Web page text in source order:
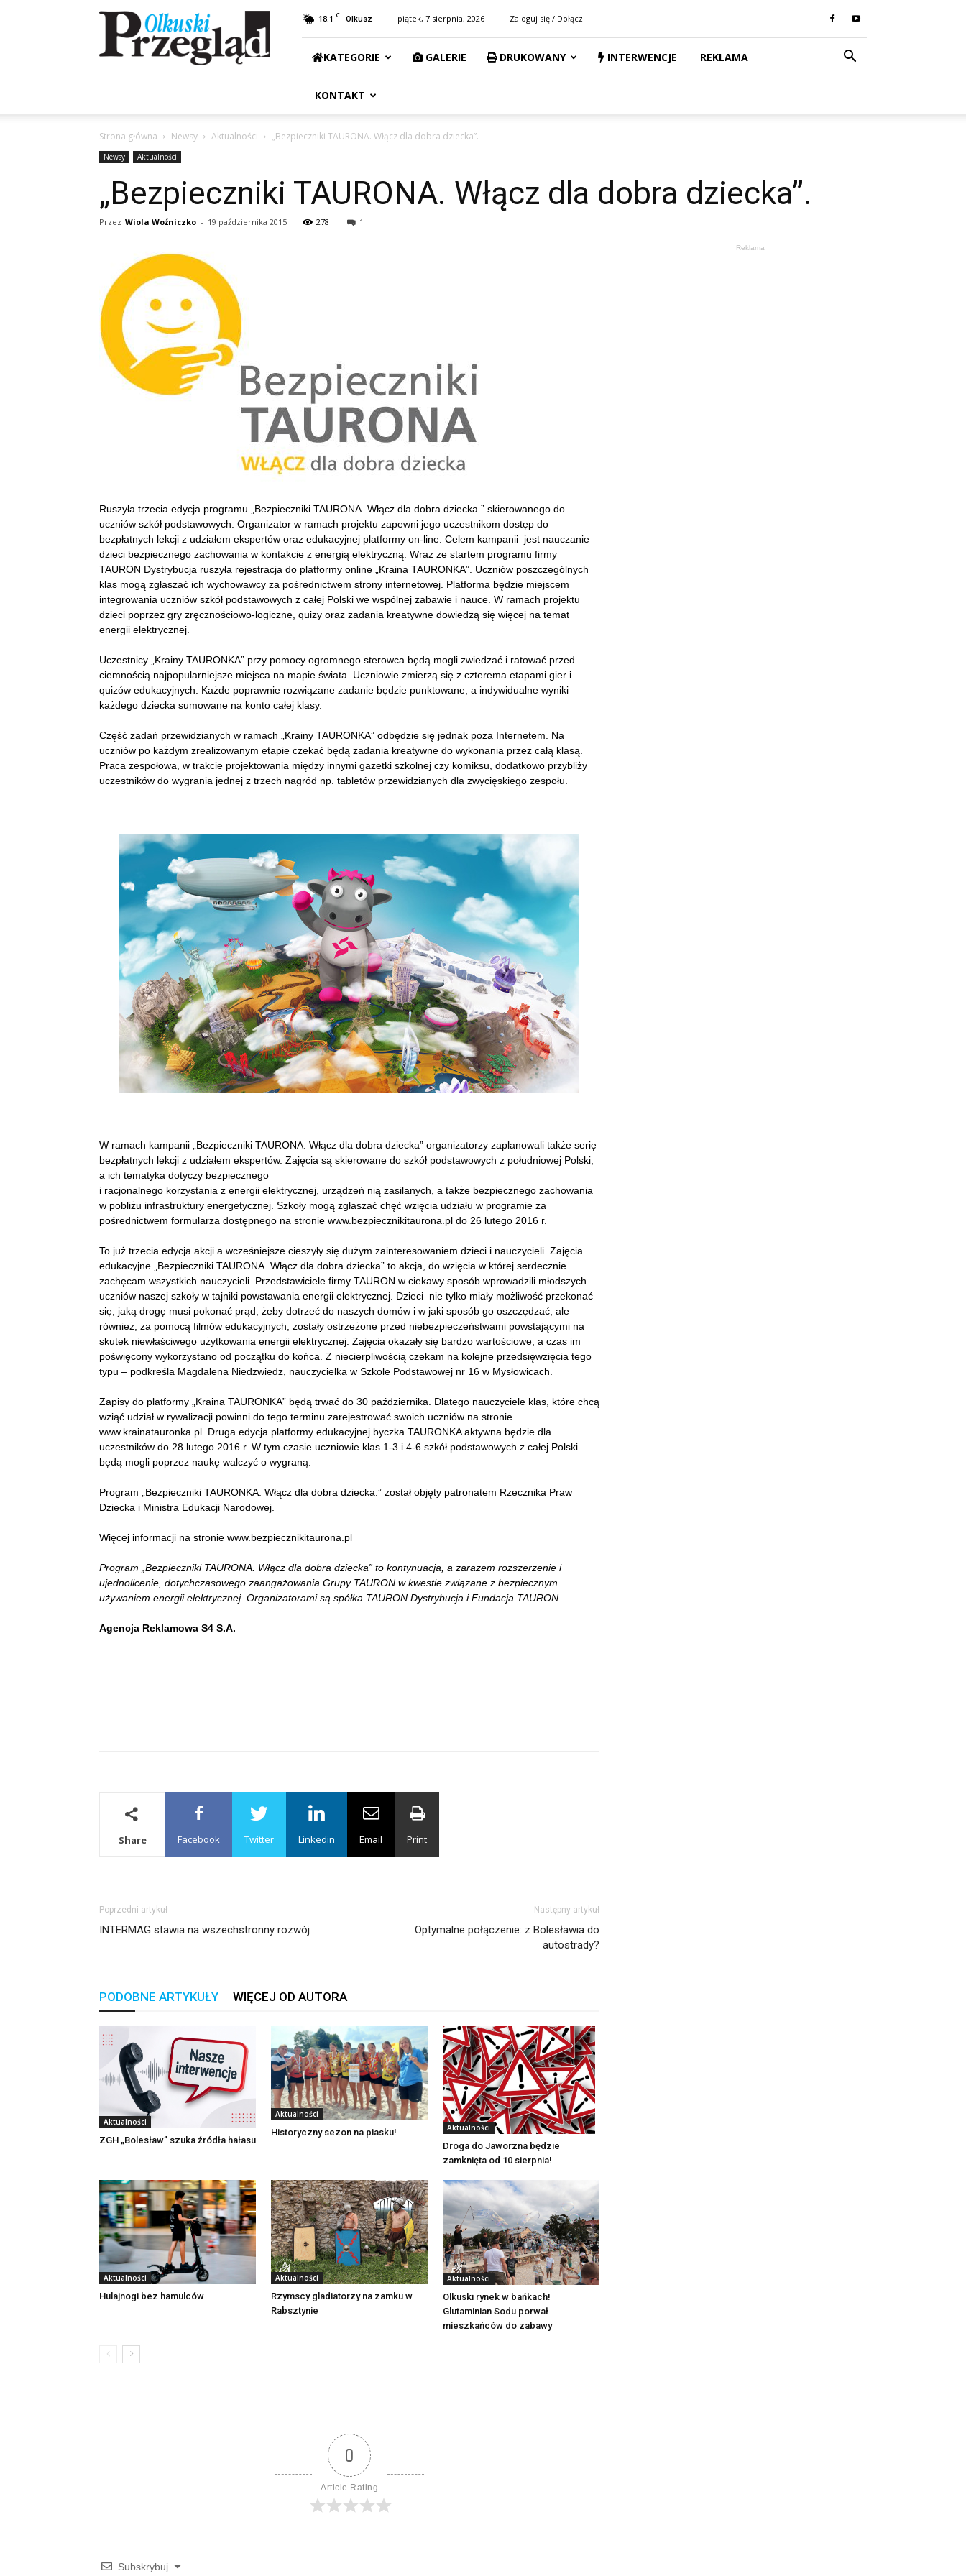
Przegląd
Olkuski
18.1 C Olkusz piątek, 7 sierpnia, 2026 Zaloguj się / Dołącz
KATEGORIE GALERIE DRUKOWANY INTERWENCJE REKLAMA
KONTAKT
Strona główna Newsy Aktualności „Bezpieczniki TAURONA. Włącz dla dobra dziecka”.
Newsy Aktualności
„Bezpieczniki TAURONA. Włącz dla dobra dziecka”.
Przez Wiola Woźniczko - 19 października 2015 278 1
Ruszyła trzecia edycja programu „Bezpieczniki TAURONA. Włącz dla dobra dziecka.” skierowanego do
uczniów szkół podstawowych. Organizator w ramach projektu zapewni jego uczestnikom dostęp do
bezpłatnych lekcji z udziałem ekspertów oraz edukacyjnej platformy on-line. Celem kampanii jest nauczanie
dzieci bezpiecznego zachowania w kontakcie z energią elektryczną. Wraz ze startem programu firmy
TAURON Dystrybucja ruszyła rejestracja do platformy online „Kraina TAURONKA”. Uczniów poszczególnych
klas mogą zgłaszać ich wychowawcy za pośrednictwem strony internetowej. Platforma będzie miejscem
integrowania uczniów szkół podstawowych z całej Polski we wspólnej zabawie i nauce. W ramach projektu
dzieci poprzez gry zręcznościowo-logiczne, quizy oraz zadania kreatywne dowiedzą się więcej na temat
energii elektrycznej.
Uczestnicy „Krainy TAURONKA” przy pomocy ogromnego sterowca będą mogli zwiedzać i ratować przed
ciemnością najpopularniejsze miejsca na mapie świata. Uczniowie zmierzą się z czterema etapami gier i
quizów edukacyjnych. Każde poprawnie rozwiązane zadanie będzie punktowane, a indywidualne wyniki
każdego dziecka sumowane na konto całej klasy.
Część zadań przewidzianych w ramach „Krainy TAURONKA” odbędzie się jednak poza Internetem. Na
uczniów po każdym zrealizowanym etapie czekać będą zadania kreatywne do wykonania przez całą klasą.
Praca zespołowa, w trakcie projektowania między innymi gazetki szkolnej czy komiksu, dodatkowo przybliży
uczestników do wygrania jednej z trzech nagród np. tabletów przewidzianych dla zwycięskiego zespołu.
W ramach kampanii „Bezpieczniki TAURONA. Włącz dla dobra dziecka” organizatorzy zaplanowali także serię
bezpłatnych lekcji z udziałem ekspertów. Zajęcia są skierowane do szkół podstawowych z południowej Polski,
a ich tematyka dotyczy bezpiecznego
i racjonalnego korzystania z energii elektrycznej, urządzeń nią zasilanych, a także bezpiecznego zachowania
w pobliżu infrastruktury energetycznej. Szkoły mogą zgłaszać chęć wzięcia udziału w programie za
pośrednictwem formularza dostępnego na stronie www.bezpiecznikitaurona.pl do 26 lutego 2016 r.
To już trzecia edycja akcji a wcześniejsze cieszyły się dużym zainteresowaniem dzieci i nauczycieli. Zajęcia
edukacyjne „Bezpieczniki TAURONA. Włącz dla dobra dziecka” to akcja, do wzięcia w której serdecznie
zachęcam wszystkich nauczycieli. Przedstawiciele firmy TAURON w ciekawy sposób wprowadzili młodszych
uczniów naszej szkoły w tajniki powstawania energii elektrycznej. Dzieci nie tylko miały możliwość przekonać
się, jaką drogę musi pokonać prąd, żeby dotrzeć do naszych domów i w jaki sposób go oszczędzać, ale
również, za pomocą filmów edukacyjnych, zostały ostrzeżone przed niebezpieczeństwami powstającymi na
skutek niewłaściwego użytkowania energii elektrycznej. Zajęcia okazały się bardzo wartościowe, a czas im
poświęcony wykorzystano od początku do końca. Z niecierpliwością czekam na kolejne przedsięwzięcia tego
typu – podkreśla Magdalena Niedzwiedz, nauczycielka w Szkole Podstawowej nr 16 w Mysłowicach.
Zapisy do platformy „Kraina TAURONKA” będą trwać do 30 października. Dlatego nauczyciele klas, które chcą
wziąć udział w rywalizacji powinni do tego terminu zarejestrować swoich uczniów na stronie
www.krainatauronka.pl. Druga edycja platformy edukacyjnej byczka TAURONKA aktywna będzie dla
uczestników do 28 lutego 2016 r. W tym czasie uczniowie klas 1-3 i 4-6 szkół podstawowych z całej Polski
będą mogli poprzez naukę walczyć o wygraną.
Program „Bezpieczniki TAURONKA. Włącz dla dobra dziecka.” został objęty patronatem Rzecznika Praw
Dziecka i Ministra Edukacji Narodowej.
Więcej informacji na stronie www.bezpiecznikitaurona.pl
Program „Bezpieczniki TAURONA. Włącz dla dobra dziecka” to kontynuacja, a zarazem rozszerzenie i
ujednolicenie, dotychczasowego zaangażowania Grupy TAURON w kwestie związane z bezpiecznym
używaniem energii elektrycznej. Organizatorami są spółka TAURON Dystrybucja i Fundacja TAURON.
Agencja Reklamowa S4 S.A.
Share Facebook Twitter Linkedin Email Print
Poprzedni artykuł
INTERMAG stawia na wszechstronny rozwój
Następny artykuł
Optymalne połączenie: z Bolesławia do
autostrady?
PODOBNE ARTYKUŁY WIĘCEJ OD AUTORA
Aktualności
ZGH „Bolesław” szuka źródła hałasu
Aktualności
Historyczny sezon na piasku! Aktualności
Droga do Jaworzna będzie
zamknięta od 10 sierpnia!
Aktualności
Hulajnogi bez hamulców
Aktualności
Rzymscy gladiatorzy na zamku w
Rabsztynie
Aktualności
Olkuski rynek w bańkach!
Glutaminian Sodu porwał
mieszkańców do zabawy
0
Article Rating
Subskrybuj
Reklama